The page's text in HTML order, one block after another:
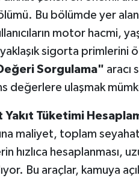
Bu bölümde yer alan
motor hacmi,
sigorta primlerini
Sorgulama" aracı
değerlere ulaşmak
Tüketimi
maliyet, toplam
hızlıca hesaplanması,
Bu araçlar, kamuya